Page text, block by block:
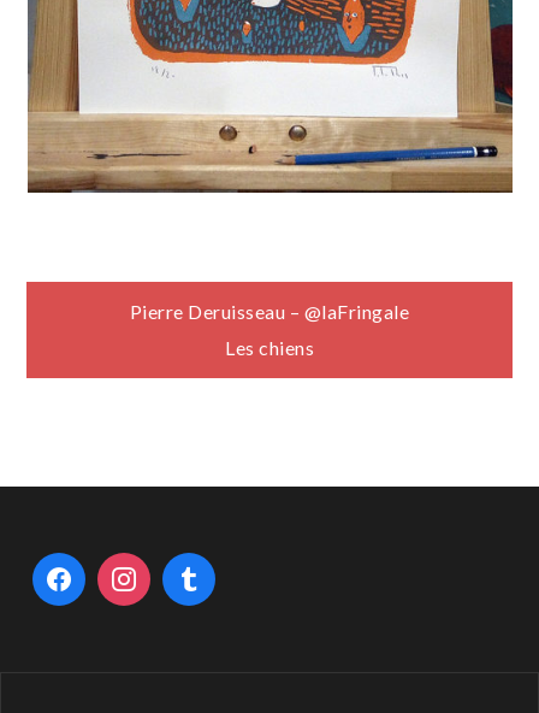
Navigation
de
Pierre Deruisseau – @laFringale
Les chiens